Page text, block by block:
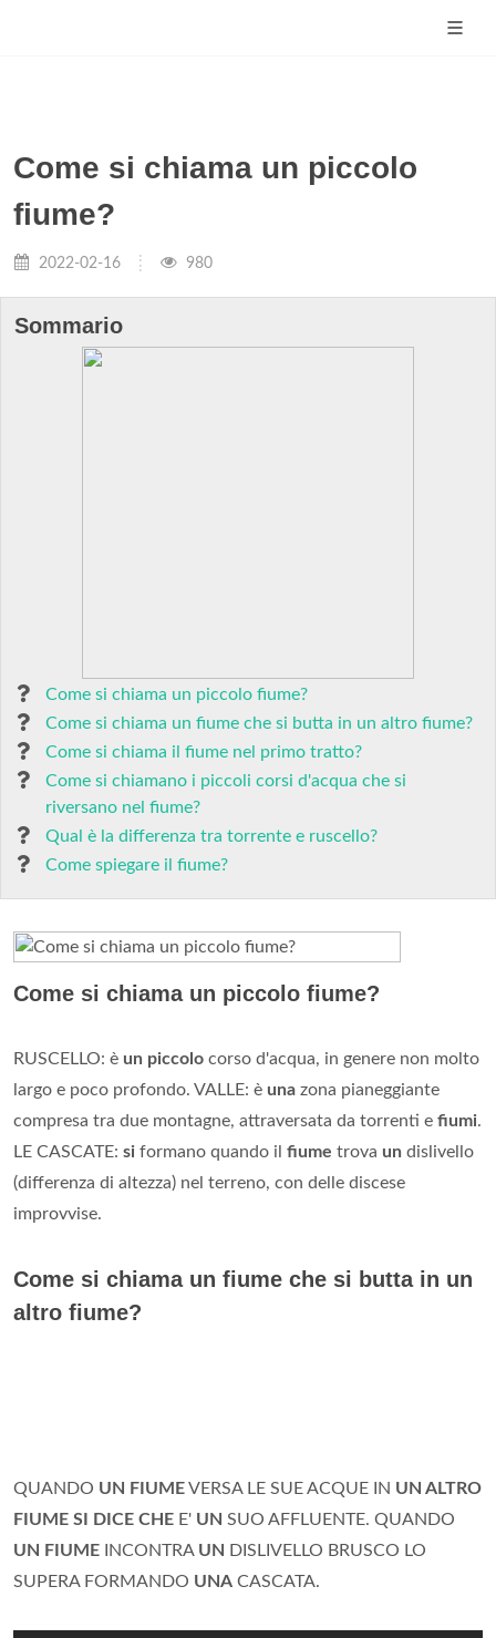
Come si chiama un piccolo
fiume?
2022-02-16 980
Sommario
Come si chiama un piccolo fiume?
Come si chiama un fiume che si butta in un altro fiume?
Come si chiama il fiume nel primo tratto?
Come si chiamano i piccoli corsi d'acqua che si
riversano nel fiume?
Qual è la differenza tra torrente e ruscello?
Come spiegare il fiume?
Come si chiama un piccolo fiume?
RUSCELLO: è un piccolo corso d'acqua, in genere non molto
largo e poco profondo. VALLE: è una zona pianeggiante
compresa tra due montagne, attraversata da torrenti e fiumi.
LE CASCATE: si formano quando il fiume trova un dislivello
(differenza di altezza) nel terreno, con delle discese
improvvise.
Come si chiama un fiume che si butta in un
altro fiume?
QUANDO UN FIUMEVERSA LE SUE ACQUE IN UN ALTRO
FIUME SI DICE CHE E' UN SUO AFFLUENTE. QUANDO
UN FIUME INCONTRA UN DISLIVELLO BRUSCO LO
SUPERA FORMANDO UNA CASCATA.